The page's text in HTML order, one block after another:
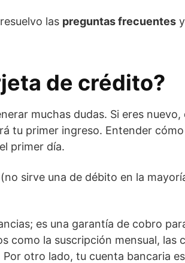
las preguntas frecuentes
de crédito?
muchas dudas. Si eres
tu primer ingreso. Entender
primer día.
(no sirve una de débito en la
es una garantía de cobro
como la suscripción mensual, las
otro lado, tu cuenta bancaria